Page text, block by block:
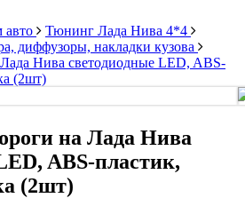
авто
Тюнинг Лада Нива 4*4
диффузоры, накладки кузова
Нива светодиодные LED, ABS-
(2шт)
на Лада Нива
ABS-пластик,
(2шт)